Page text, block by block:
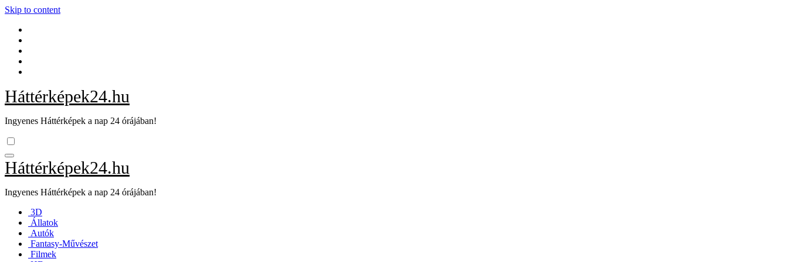
Skip to content
Háttérképek24.hu
Ingyenes Háttérképek a nap 24 órájában!
Háttérképek24.hu
Ingyenes Háttérképek a nap 24 órájában!
3D
Állatok
Autók
Fantasy-Művészet
Filmek